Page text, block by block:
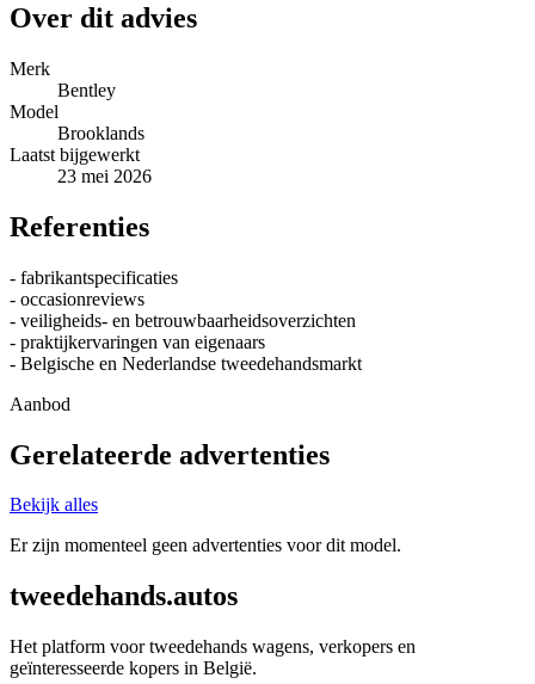
Over dit advies
Merk
Bentley
Model
Brooklands
Laatst bijgewerkt
23 mei 2026
Referenties
- fabrikantspecificaties
- occasionreviews
- veiligheids- en betrouwbaarheidsoverzichten
- praktijkervaringen van eigenaars
- Belgische en Nederlandse tweedehandsmarkt
Aanbod
Gerelateerde advertenties
Bekijk alles
Er zijn momenteel geen advertenties voor dit model.
tweedehands.autos
Het platform voor tweedehands wagens, verkopers en
geïnteresseerde kopers in België.